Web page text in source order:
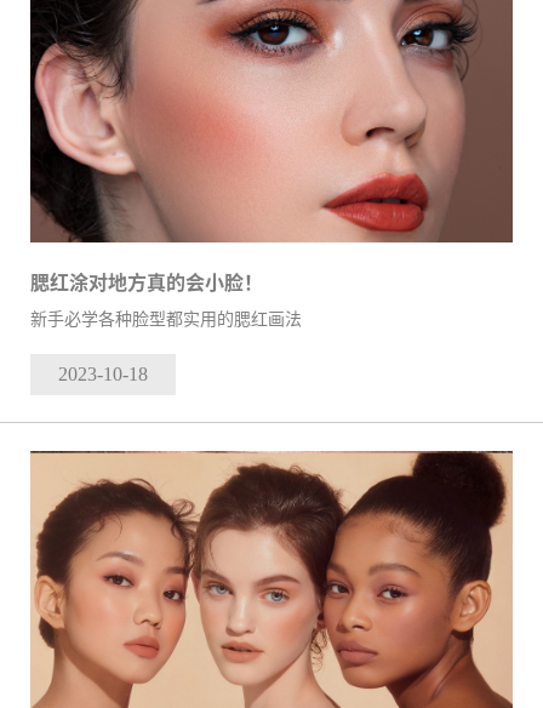
腮红涂对地方真的会小脸！
新手必学各种脸型都实用的腮红画法
2023-10-18